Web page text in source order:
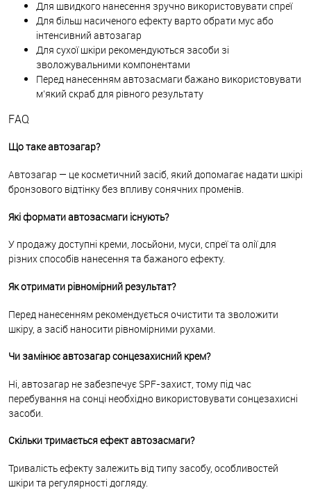
Для швидкого нанесення зручно використовувати спреї
Для більш насиченого ефекту варто обрати мус або
інтенсивний автозагар
Для сухої шкіри рекомендуються засоби зі
зволожувальними компонентами
Перед нанесенням автозасмаги бажано використовувати
м’який скраб для рівного результату
FAQ
Що таке автозагар?
Автозагар — це косметичний засіб, який допомагає надати шкірі
бронзового відтінку без впливу сонячних променів.
Які формати автозасмаги існують?
У продажу доступні креми, лосьйони, муси, спреї та олії для
різних способів нанесення та бажаного ефекту.
Як отримати рівномірний результат?
Перед нанесенням рекомендується очистити та зволожити
шкіру, а засіб наносити рівномірними рухами.
Чи замінює автозагар сонцезахисний крем?
Ні, автозагар не забезпечує SPF-захист, тому під час
перебування на сонці необхідно використовувати сонцезахисні
засоби.
Скільки тримається ефект автозасмаги?
Тривалість ефекту залежить від типу засобу, особливостей
шкіри та регулярності догляду.